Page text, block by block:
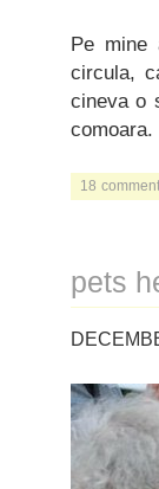
Pe mine
circula,
cineva o
comoara.
18
pets